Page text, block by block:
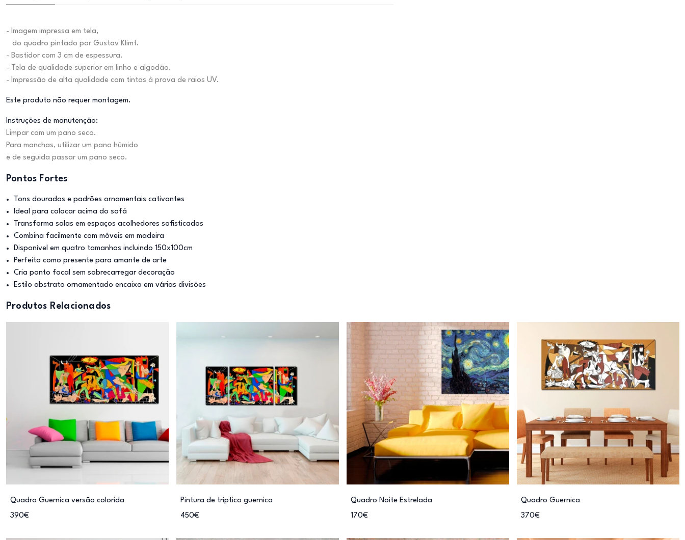
- Imagem impressa em tela,
do quadro pintado por Gustav Klimt.
- Bastidor com 3 cm de espessura.
- Tela de qualidade superior em linho e algodão.
- Impressão de alta qualidade com tintas à prova de raios UV.
Este produto não requer montagem.
Instruções de manutenção:
Limpar com um pano seco.
Para manchas, utilizar um pano húmido
e de seguida passar um pano seco.
Pontos Fortes
Tons dourados e padrões ornamentais cativantes
Ideal para colocar acima do sofá
Transforma salas em espaços acolhedores sofisticados
Combina facilmente com móveis em madeira
Disponível em quatro tamanhos incluindo 150x100cm
Perfeito como presente para amante de arte
Cria ponto focal sem sobrecarregar decoração
Estilo abstrato ornamentado encaixa em várias divisões
Produtos Relacionados
Quadro Guernica versão colorida
390€
Pintura de tríptico guernica
450€
Quadro Noite Estrelada
170€
Quadro Guernica
370€